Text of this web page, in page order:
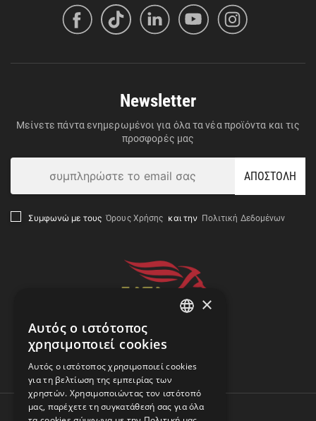
Newsletter
Μείνετε πάντα ενημερωμένοι για όλα τα νέα προϊόντα και τις
προσφορές μας
ΑΠΟΣΤΟΛΗ
Συμφωνώ με τους Όρους Χρήσης και την Πολιτική Δεδομένων
×
Αυτός ο ιστότοπος
χρησιμοποιεί cookies
Αυτός ο ιστότοπος χρησιμοποιεί cookies
για τη βελτίωση της εμπειρίας των
χρηστών. Χρησιμοποιώντας τον ιστότοπό
μας, παρέχετε τη συγκατάθεσή σας για όλα